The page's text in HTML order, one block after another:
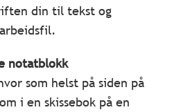
din til tekst og
notatblokk
som helst på siden på
i en skissebok på en